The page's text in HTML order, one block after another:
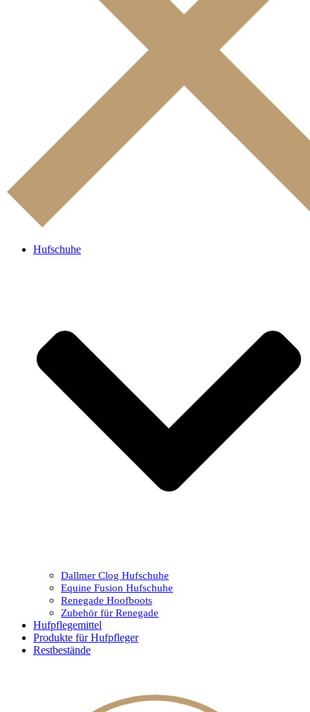
Hufschuhe
Dallmer Clog Hufschuhe
Equine Fusion Hufschuhe
Renegade Hoofboots
Zubehör für Renegade
Hufpflegemittel
Produkte für Hufpfleger
Restbestände